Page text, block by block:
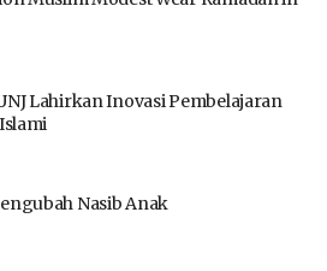
Lahirkan Inovasi Pembelajaran
Nasib Anak